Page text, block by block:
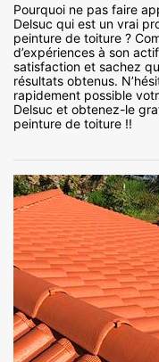
Pourquoi ne pas faire
Delsuc qui est un vrai
peinture de toiture ?
d’expériences à son
satisfaction et sachez
résultats obtenus.
rapidement possible
Delsuc et obtenez-le
peinture de toiture !!